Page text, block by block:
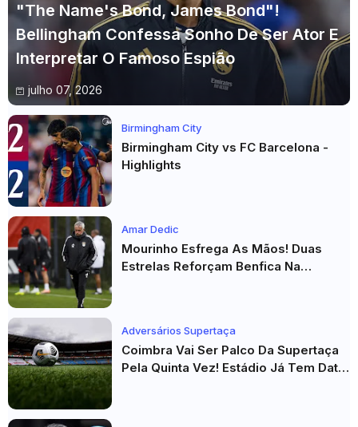
"The Name's Bond, James Bond"!
Bellingham Confessa Sonho De Ser Ator E
Interpretar O Famoso Espião
julho 07, 2026
Birmingham City
Birmingham City vs FC Barcelona -
Highlights
Amar Dedic
Mourinho Esfrega As Mãos! Duas
Estrelas Reforçam Benfica Na
Adversários Supertaça
Coimbra Vai Ser Palco Da Supertaça
Pela Quinta Vez! Estádio Já Tem Data